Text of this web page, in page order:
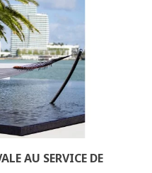
AU SERVICE DE